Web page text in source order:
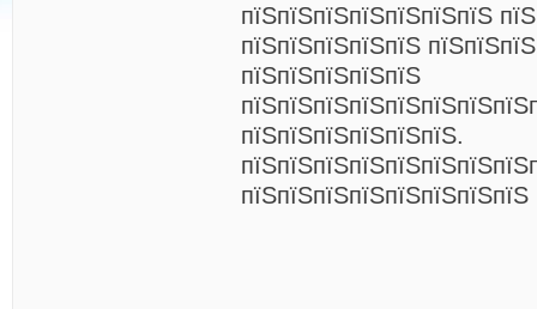
пїЅпїЅпїЅпїЅпїЅпїЅпїЅ
пїЅпїЅпїЅпїЅпїЅ
пїЅпїЅпїЅпїЅпїЅ
пїЅпїЅпїЅпїЅпїЅпїЅ.